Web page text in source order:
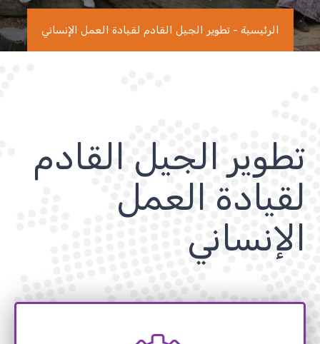
الرئيسية -تطوير الجيل القادم لقيادة العمل الإنساني
تطوير الجيل القادم
لقيادة العمل
الإنساني